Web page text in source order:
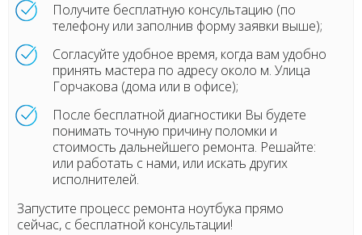
Получите бесплатную консультацию (по
телефону или заполнив форму заявки выше);
Согласуйте удобное время, когда вам удобно
принять мастера по адресу около м. Улица
Горчакова (дома или в офисе);
После бесплатной диагностики Вы будете
понимать точную причину поломки и
стоимость дальнейшего ремонта. Решайте:
или работать с нами, или искать других
исполнителей.
Запустите процесс ремонта ноутбука прямо
сейчас, с бесплатной консультации!